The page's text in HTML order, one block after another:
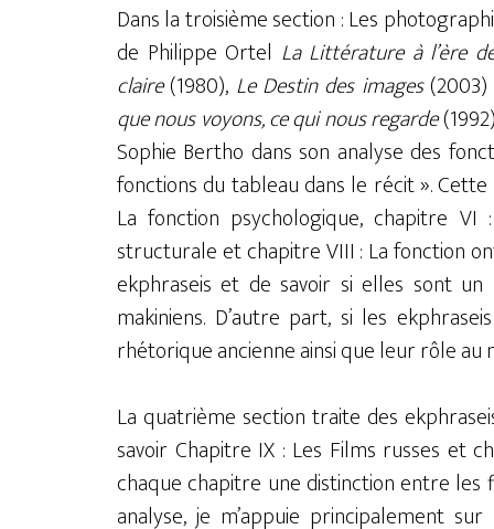
Dans la troisième section : Les
de Philippe Ortel La Littérature à l’ère
claire(1980), Le Destin des images(2003)
que nous voyons, ce qui nous regarde
Sophie Bertho dans son analyse des
fonctions du tableau dans le récit ».
La fonction psychologique, chapitre
structurale et chapitre VIII : La fonction
ekphraseis et de savoir si elles sont
makiniens. D’autre part, si les
rhétorique ancienne ainsi que leur rôle au
La quatrième section traite des
savoir Chapitre IX : Les Films russes et
chaque chapitre une distinction entre
analyse, je m’appuie principalement